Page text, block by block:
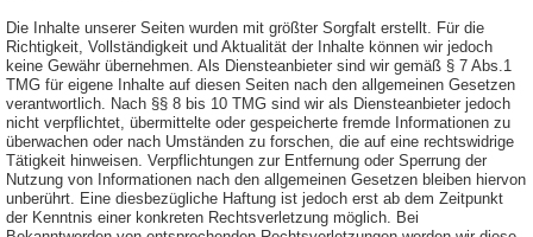
Die Inhalte unserer Seiten wurden mit größter Sorgfalt erstellt. Für die
Richtigkeit, Vollständigkeit und Aktualität der Inhalte können wir jedoch
keine Gewähr übernehmen. Als Diensteanbieter sind wir gemäß § 7 Abs.1
TMG für eigene Inhalte auf diesen Seiten nach den allgemeinen Gesetzen
verantwortlich. Nach §§ 8 bis 10 TMG sind wir als Diensteanbieter jedoch
nicht verpflichtet, übermittelte oder gespeicherte fremde Informationen zu
überwachen oder nach Umständen zu forschen, die auf eine rechtswidrige
Tätigkeit hinweisen. Verpflichtungen zur Entfernung oder Sperrung der
Nutzung von Informationen nach den allgemeinen Gesetzen bleiben hiervon
unberührt. Eine diesbezügliche Haftung ist jedoch erst ab dem Zeitpunkt
der Kenntnis einer konkreten Rechtsverletzung möglich. Bei